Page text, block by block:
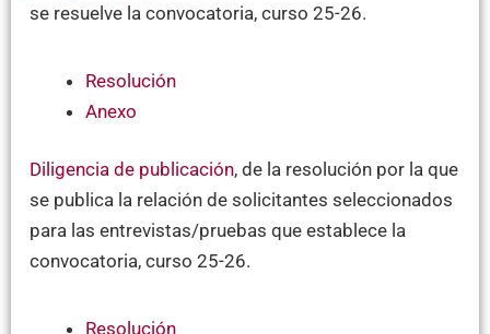
se resuelve la convocatoria, curso 25-26.
Resolución
Anexo
Diligencia de publicación, de la resolución por la que
se publica la relación de solicitantes seleccionados
para las entrevistas/pruebas que establece la
convocatoria, curso 25-26.
Resolución